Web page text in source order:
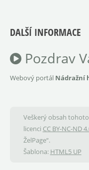
DALŠÍ INFORMACE
Pozdrav
Webový portál Nádražní
Veškerý obsah
licenci CC BY-NC-ND
ŽelPage“.
Šablona: HTML5 UP